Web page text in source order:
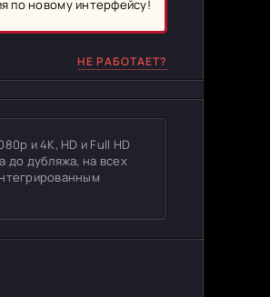
по новому интерфейсу!
НЕ РАБОТАЕТ?
и 4K, HD и Full HD
до дубляжа, на всех